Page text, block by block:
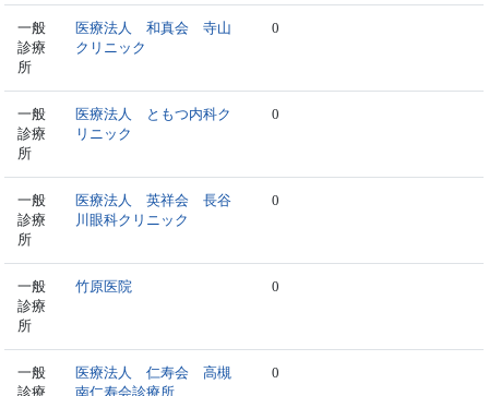
一般
診療
所
医療法人 和真会 寺山
クリニック
0
一般
診療
所
医療法人 ともつ内科ク
リニック
0
一般
診療
所
医療法人 英祥会 長谷
川眼科クリニック
0
一般
診療
所
竹原医院 0
一般
診療
医療法人 仁寿会 高槻
南仁寿会診療所
0